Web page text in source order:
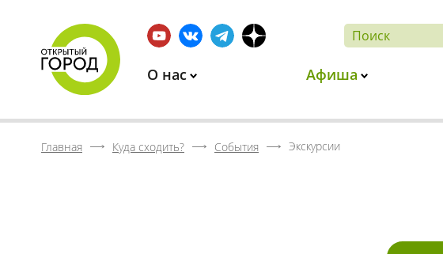
О нас Афиша
Главная Куда сходить? События Экскурсии